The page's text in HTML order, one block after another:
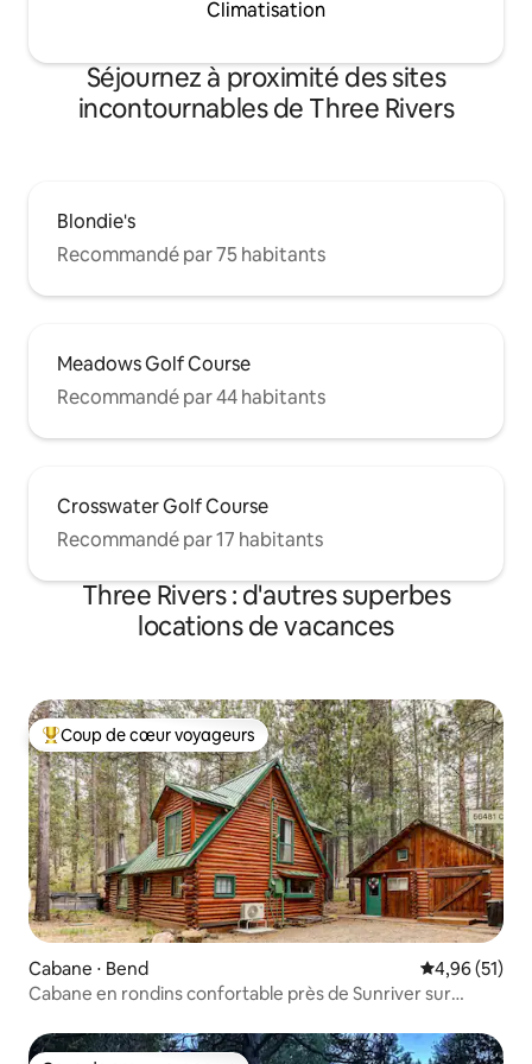
Climatisation
Séjournez à proximité des sites
incontournables de Three Rivers
Blondie's
Recommandé par 75 habitants
Meadows Golf Course
Recommandé par 44 habitants
Crosswater Golf Course
Recommandé par 17 habitants
Three Rivers : d'autres superbes
locations de vacances
Coups de cœur voyageurs les plus appréciés
Coup de cœur voyageurs
Cabane ⋅ Bend Évaluation
4,96 (51)
Cabane en rondins confortable près de Sunriver sur